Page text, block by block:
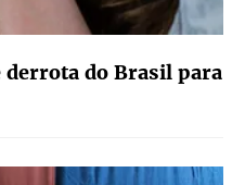
derrota do Brasil para